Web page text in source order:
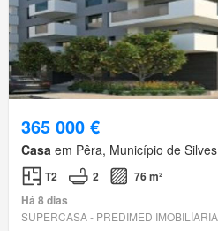
365 000 €
Casa em Pêra, Município de
T2 2
76 m²
Há 8 dias
SUPERCASA - PREDIMED IMOBILÍARIA